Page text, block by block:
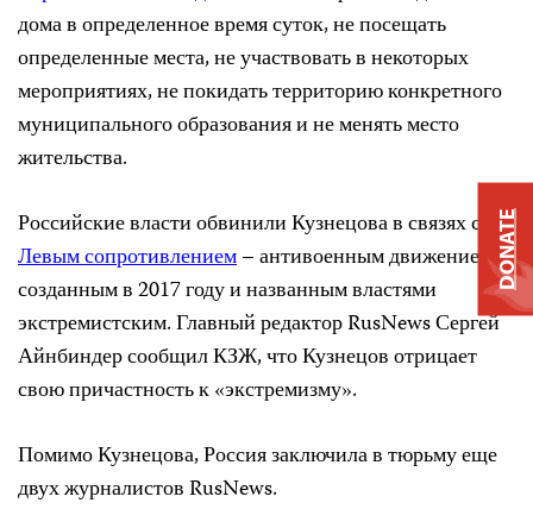
дома в определенное время суток, не посещать
определенные места, не участвовать в некоторых
мероприятиях, не покидать территорию конкретного
муниципального образования и не менять место
жительства.
Российские власти обвинили Кузнецова в связях с
Левым сопротивлением– антивоенным движением,
созданным в 2017 году и названным властями
экстремистским. Главный редактор RusNews Сергей
Айнбиндер сообщил КЗЖ, что Кузнецов отрицает
свою причастность к «экстремизму».
Помимо Кузнецова, Россия заключила в тюрьму еще
двух журналистов RusNews.
DONATE